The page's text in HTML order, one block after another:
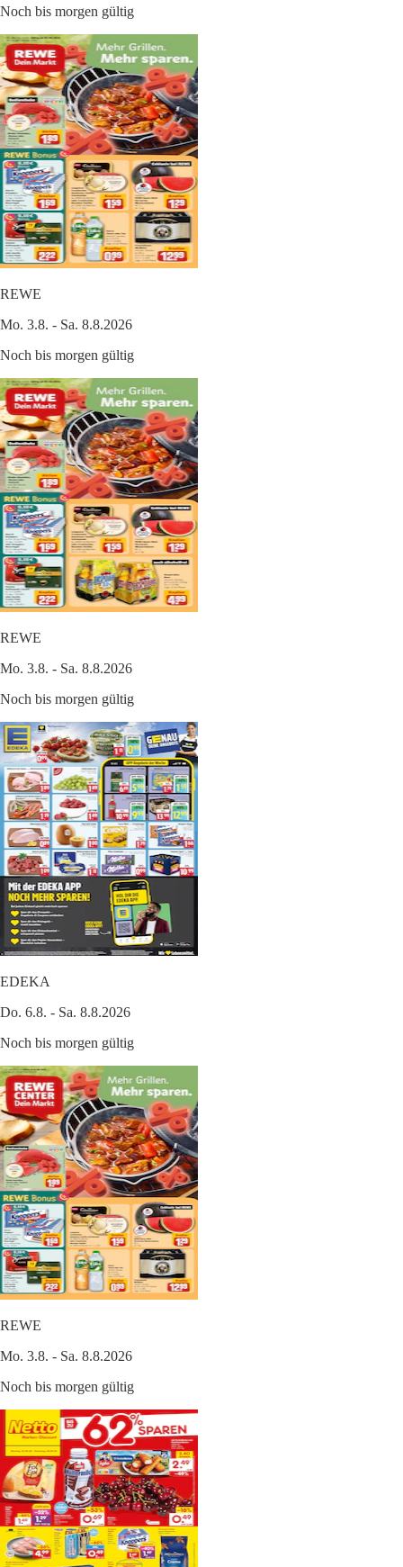
Noch bis morgen gültig
REWE
Mo. 3.8. - Sa. 8.8.2026
Noch bis morgen gültig
REWE
Mo. 3.8. - Sa. 8.8.2026
Noch bis morgen gültig
EDEKA
Do. 6.8. - Sa. 8.8.2026
Noch bis morgen gültig
REWE
Mo. 3.8. - Sa. 8.8.2026
Noch bis morgen gültig